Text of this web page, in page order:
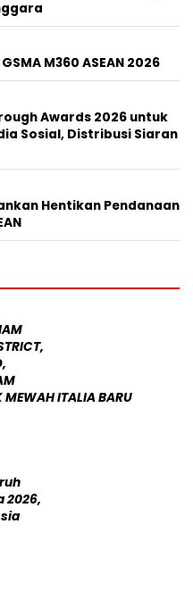
M360 ASEAN 2026
Awards 2026 untuk
Sosial, Distribusi Siaran
Hentikan Pendanaan
MEWAH ITALIA BARU
2026,